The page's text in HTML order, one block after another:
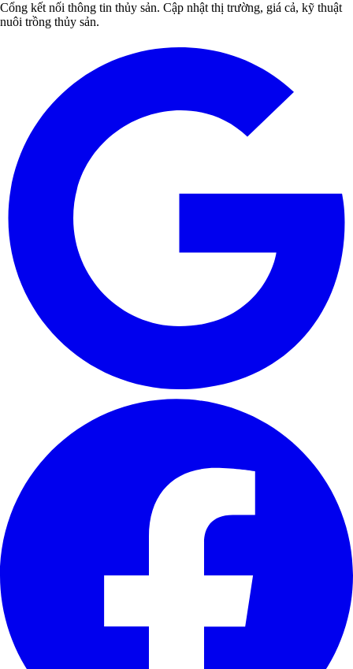
Cổng kết nối thông tin thủy sản. Cập nhật thị trường, giá cả, kỹ thuật
nuôi trồng thủy sản.